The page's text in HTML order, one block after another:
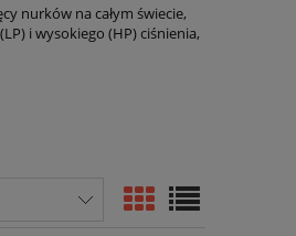
nurków na całym świecie,
i wysokiego (HP) ciśnienia,